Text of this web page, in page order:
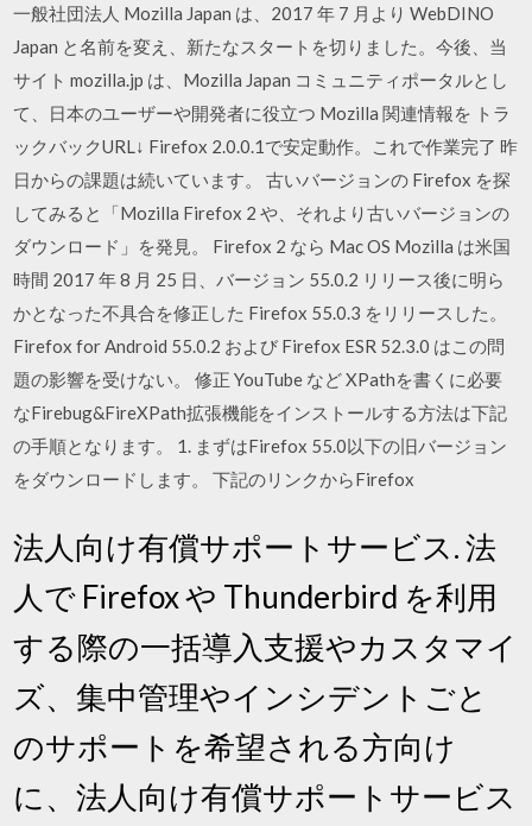
一般社団法人 Mozilla Japan は、2017 年 7 月より WebDINO
Japan と名前を変え、新たなスタートを切りました。今後、当
サイト mozilla.jp は、Mozilla Japan コミュニティポータルとし
て、日本のユーザーや開発者に役立つ Mozilla 関連情報を トラ
ックバックURL↓ Firefox 2.0.0.1で安定動作。これで作業完了 昨
日からの課題は続いています。 古いバージョンの Firefox を探
してみると「Mozilla Firefox 2 や、それより古いバージョンの
ダウンロード」を発見。 Firefox 2 なら Mac OS Mozilla は米国
時間 2017 年 8 月 25 日、バージョン 55.0.2 リリース後に明ら
かとなった不具合を修正した Firefox 55.0.3 をリリースした。
Firefox for Android 55.0.2 および Firefox ESR 52.3.0 はこの問
題の影響を受けない。 修正 YouTube など XPathを書くに必要
なFirebug&FireXPath拡張機能をインストールする方法は下記
の手順となります。 1. まずはFirefox 55.0以下の旧バージョン
をダウンロードします。 下記のリンクからFirefox
法人向け有償サポートサービス. 法
人で Firefox や Thunderbird を利用
する際の一括導入支援やカスタマイ
ズ、集中管理やインシデントごと
のサポートを希望される方向け
に、法人向け有償サポートサービス